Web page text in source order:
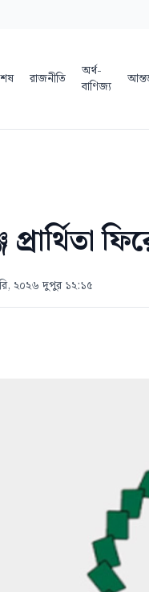
রাজনীতি
অর্থ-
বাণিজ্য
২০২৬ দুপুর ১২:১৫